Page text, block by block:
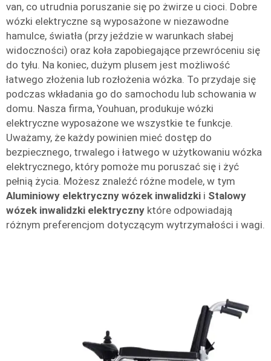
van, co utrudnia poruszanie się po żwirze u cioci. Dobre
wózki elektryczne są wyposażone w niezawodne
hamulce, światła (przy jeździe w warunkach słabej
widoczności) oraz koła zapobiegające przewróceniu się
do tyłu. Na koniec, dużym plusem jest możliwość
łatwego złożenia lub rozłożenia wózka. To przydaje się
podczas wkładania go do samochodu lub schowania w
domu. Nasza firma, Youhuan, produkuje wózki
elektryczne wyposażone we wszystkie te funkcje.
Uważamy, że każdy powinien mieć dostęp do
bezpiecznego, trwalego i łatwego w użytkowaniu wózka
elektrycznego, który pomoże mu poruszać się i żyć
pełnią życia. Możesz znaleźć różne modele, w tym
Aluminiowy elektryczny wózek inwalidzki i Stalowy
wózek inwalidzki elektryczny które odpowiadają
różnym preferencjom dotyczącym wytrzymałości i wagi.